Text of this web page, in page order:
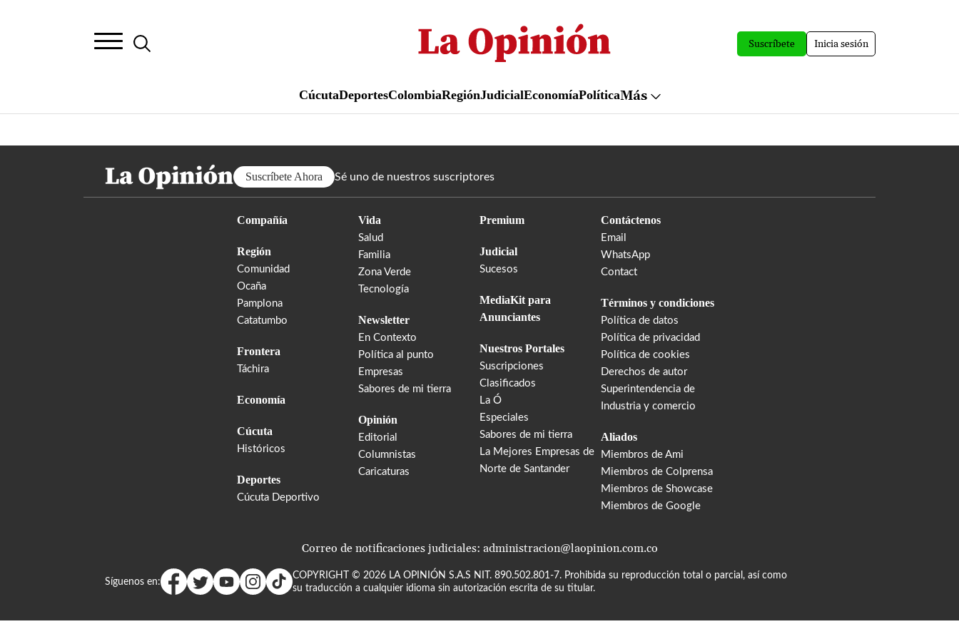
al
contenido
Suscríbete Inicia sesión
CúcutaDeportesColombiaRegiónJudicialEconomíaPolíticaMás
Suscríbete Ahora Sé uno de nuestros suscriptores
Compañía
Región
Comunidad
Ocaña
Pamplona
Catatumbo
Frontera
Táchira
Economía
Cúcuta
Históricos
Deportes
Cúcuta Deportivo
Vida
Salud
Familia
Zona Verde
Tecnología
Newsletter
En Contexto
Política al punto
Empresas
Sabores de mi tierra
Opinión
Editorial
Columnistas
Caricaturas
Premium
Judicial
Sucesos
MediaKit para
Anunciantes
Nuestros Portales
Suscripciones
Clasificados
La Ó
Especiales
Sabores de mi tierra
La Mejores Empresas de
Norte de Santander
Contáctenos
Email
WhatsApp
Contact
Términos y condiciones
Política de datos
Política de privacidad
Política de cookies
Derechos de autor
Superintendencia de
Industria y comercio
Aliados
Miembros de Ami
Miembros de Colprensa
Miembros de Showcase
Miembros de Google
Correo de notificaciones judiciales: administracion@laopinion.com.co
Síguenos en:
COPYRIGHT © 2026 LA OPINIÓN S.A.S NIT. 890.502.801-7. Prohibida su reproducción total o parcial, así como
su traducción a cualquier idioma sin autorización escrita de su titular.